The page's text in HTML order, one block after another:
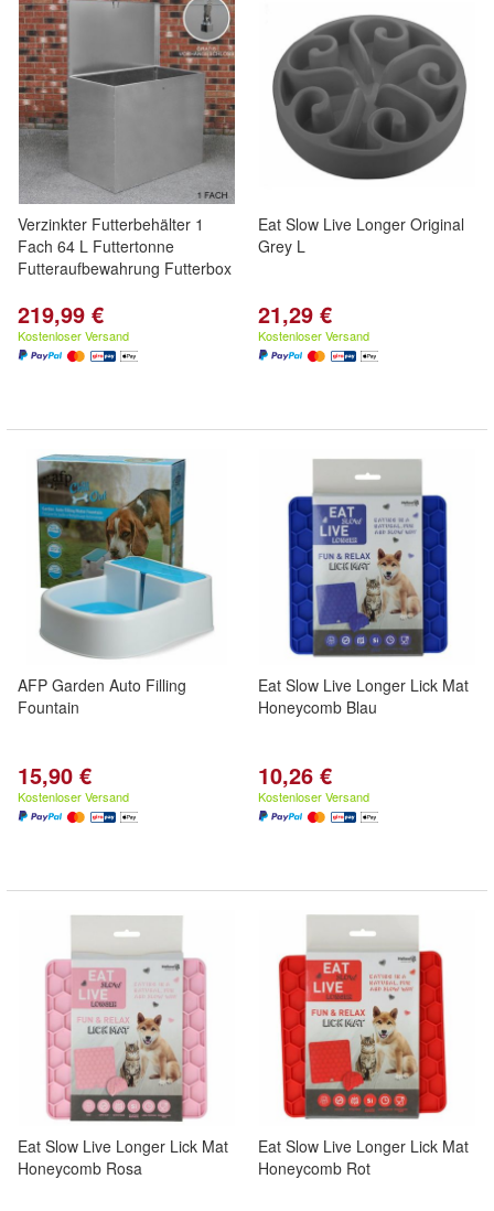
Verzinkter Futterbehälter 1
Fach 64 L Futtertonne
Futteraufbewahrung Futterbox
219,99 €
Kostenloser Versand
Eat Slow Live Longer Original
Grey L
21,29 €
Kostenloser Versand
AFP Garden Auto Filling
Fountain
15,90 €
Kostenloser Versand
Eat Slow Live Longer Lick Mat
Honeycomb Blau
10,26 €
Kostenloser Versand
Eat Slow Live Longer Lick Mat
Honeycomb Rosa
Eat Slow Live Longer Lick Mat
Honeycomb Rot